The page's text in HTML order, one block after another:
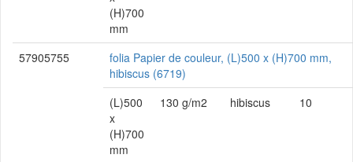
(H)700
mm
57905755
folia Papier de couleur, (L)500 x (H)700 mm,
hibiscus (6719)
(L)500
x
(H)700
mm
130 g/m2 hibiscus 10